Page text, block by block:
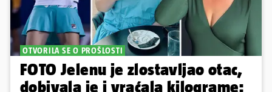
OTVORILA SE O PROŠLOSTI
FOTO Jelenu je zlostavljao otac,
dobivala je i vraćala kilograme: